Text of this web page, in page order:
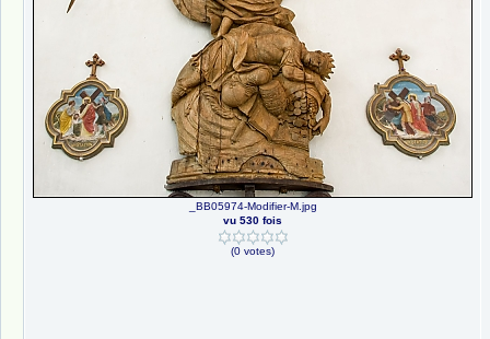
_BB05974-Modifier-M.jpg
vu 530 fois
(0 votes)